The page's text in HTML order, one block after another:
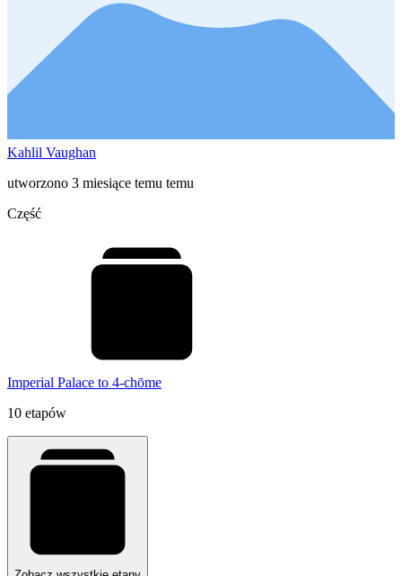
Kahlil Vaughan
utworzono 3 miesiące temu temu
Część
Imperial Palace to 4-chōme
10 etapów